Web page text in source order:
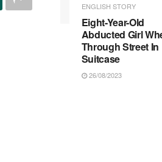
ENGLISH STORY
Eight-Year-Old
Abducted Girl
Through Street In
Suitcase
26/08/2023